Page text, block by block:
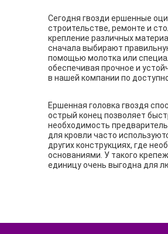
Сегодня гвозди ершенные
строительстве, ремонте и
крепление различных
сначала выбирают
помощью молотка или
обеспечивая прочное и
в нашей компании по
Ершенная головка гвоздя
острый конец позволяет
необходимость
для кровли часто
других конструкциях, где
основаниями. У такого
единицу очень выгодна для